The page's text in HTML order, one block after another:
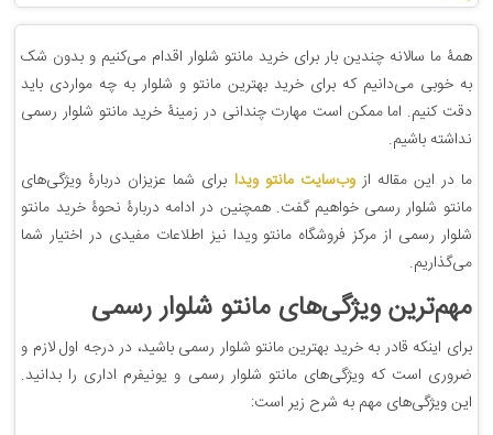
همۀ ما سالانه چندین بار برای خرید مانتو شلوار اقدام می‌کنیم و بدون شک
به خوبی می‌دانیم که برای خرید بهترین مانتو و شلوار به چه مواردی باید
دقت کنیم. اما ممکن است مهارت چندانی در زمینۀ خرید مانتو شلوار رسمی
نداشته باشیم.
ما در این مقاله ازوب‌سایت مانتو ویدا برای شما عزیزان دربارۀ ویژگی‌های
مانتو شلوار رسمی خواهیم گفت. همچنین در ادامه دربارۀ نحوۀ خرید مانتو
شلوار رسمی از مرکز فروشگاه مانتو ویدا نیز اطلاعات مفیدی در اختیار شما
می‌گذاریم.
مهم‌ترین ویژگی‌های مانتو شلوار رسمی
برای اینکه قادر به خرید بهترین مانتو شلوار رسمی باشید، در درجه اول لازم و
ضروری است که ویژگی‌های مانتو شلوار رسمی و یونیفرم اداری را بدانید.
این ویژگی‌های مهم به شرح زیر است: